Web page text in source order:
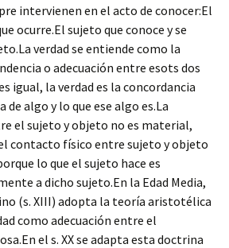
intervienen en el acto de conocer:El
ocurre.El sujeto que conoce y se
verdad se entiende como la
o adecuación entre esots dos
igual, la verdad es la concordancia
de algo y lo que ese algo es.La
el sujeto y objeto no es material,
contacto físico entre sujeto y objeto
lo que el sujeto hace es
a dicho sujeto.En la Edad Media,
(s. XIII) adopta la teoría aristotélica
como adecuación entre el
el s. XX se adapta esta doctrina